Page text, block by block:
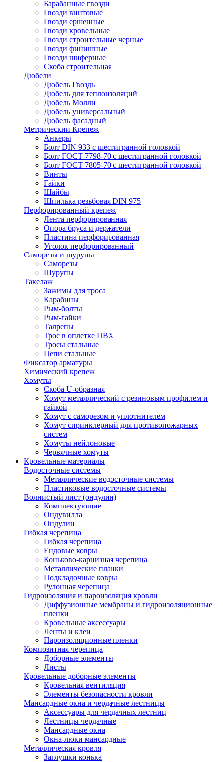
Барабанные гвозди
Гвозди винтовые
Гвозди ершенные
Гвозди кровельные
Гвозди строительные черные
Гвозди финишные
Гвозди шиферные
Скоба строительная
Дюбели
Дюбель Гвоздь
Дюбель для теплоизоляций
Дюбель Молли
Дюбель универсальный
Дюбель фасадный
Метрический Крепеж
Анкеры
Болт DIN 933 с шестигранной головкой
Болт ГОСТ 7798-70 с шестигранной головкой
Болт ГОСТ 7805-70 с шестигранной головкой
Винты
Гайки
Шайбы
Шпилька резьбовая DIN 975
Перфорированный крепеж
Лента перфорированная
Опора бруса и держатели
Пластина перфорированная
Уголок перфорированный
Саморезы и шурупы
Саморезы
Шурупы
Такелаж
Зажимы для троса
Карабины
Рым-болты
Рым-гайки
Талрепы
Трос в оплетке ПВХ
Тросы стальные
Цепи стальные
Фиксатор арматуры
Химический крепеж
Хомуты
Скоба U-образная
Хомут металлический с резиновым профилем и
гайкой
Хомут с саморезом и уплотнителем
Хомут спринклерный для противопожарных
систем
Хомуты нейлоновые
Червячные хомуты
Кровельные материалы
Водосточные системы
Металлические водосточные системы
Пластиковые водосточные системы
Волнистый лист (ондулин)
Комплектующие
Ондувилла
Ондулин
Гибкая черепица
Гибкая черепица
Ендовые ковры
Коньково-карнизная черепица
Металлические планки
Подкладочные ковры
Рулонная черепица
Гидроизоляция и пароизоляция кровли
Диффузионные мембраны и гидроизоляционные
пленки
Кровельные аксессуары
Ленты и клеи
Пароизоляционные пленки
Композитная черепица
Доборные элементы
Листы
Кровельные доборные элементы
Кровельная вентиляция
Элементы безопасности кровли
Мансардные окна и чердачные лестницы
Аксессуары для чердачных лестниц
Лестницы чердачные
Мансардные окна
Окна-люки мансардные
Металлическая кровля
Заглушки конька